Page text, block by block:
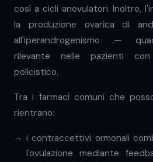
così a cicli anovulatori. Inoltre,
la produzione ovarica di
all'iperandrogenismo —
rilevante nelle pazienti con
policistico.
Tra i farmaci comuni che
rientrano:
i contraccettivi ormonali
l'ovulazione mediante